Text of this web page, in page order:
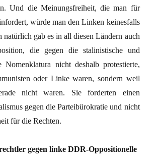
Und die Meinungsfreiheit, die man für
würde man den Linken keinesfalls
natürlich gab es in all diesen Ländern auch
die gegen die stalinistische und
Nomenklatura nicht deshalb protestierte,
oder Linke waren, sondern weil
nicht waren. Sie forderten einen
gegen die Parteibürokratie und nicht
für die Rechten.
gegen linke DDR-Oppositionelle